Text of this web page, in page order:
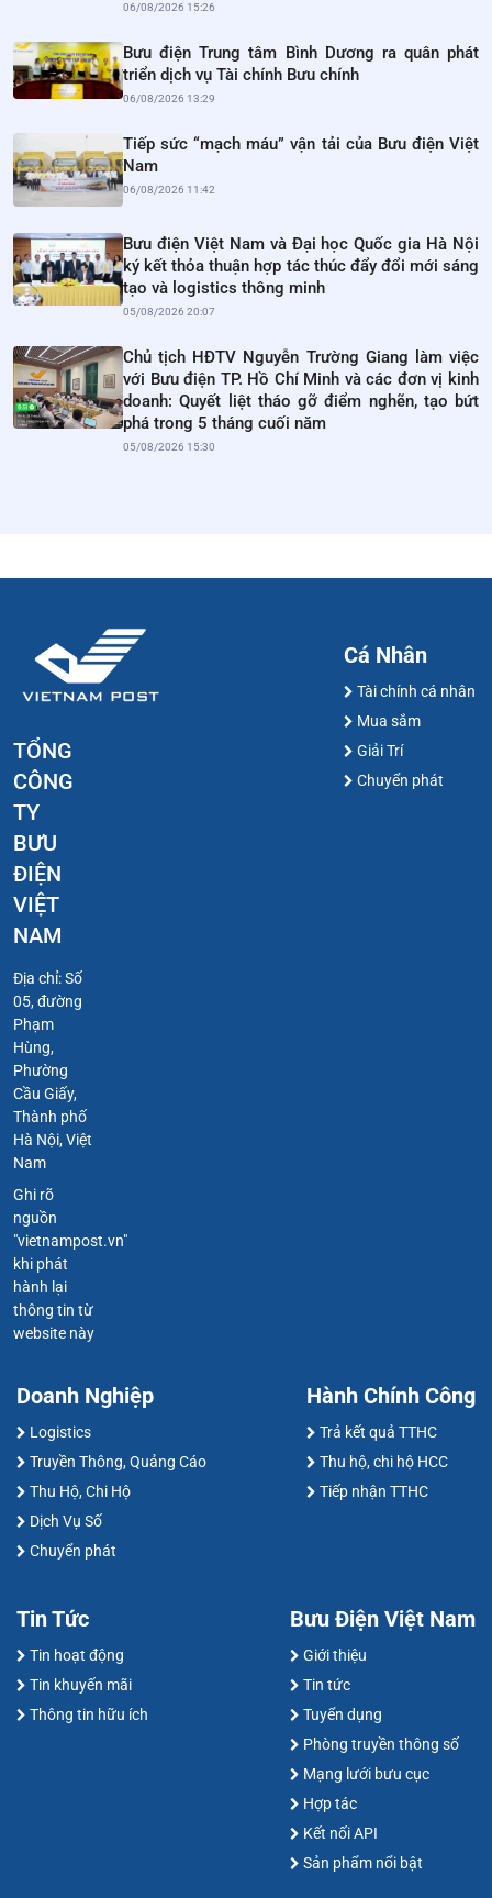
06/08/2026 15:26
Bưu điện Trung tâm Bình Dương ra quân phát
triển dịch vụ Tài chính Bưu chính
06/08/2026 13:29
Tiếp sức “mạch máu” vận tải của Bưu điện Việt
Nam
06/08/2026 11:42
Bưu điện Việt Nam và Đại học Quốc gia Hà Nội
ký kết thỏa thuận hợp tác thúc đẩy đổi mới sáng
tạo và logistics thông minh
05/08/2026 20:07
Chủ tịch HĐTV Nguyễn Trường Giang làm việc
với Bưu điện TP. Hồ Chí Minh và các đơn vị kinh
doanh: Quyết liệt tháo gỡ điểm nghẽn, tạo bứt
phá trong 5 tháng cuối năm
05/08/2026 15:30
TỔNG
CÔNG
TY
BƯU
ĐIỆN
VIỆT
NAM
Địa chỉ: Số
05, đường
Phạm
Hùng,
Phường
Cầu Giấy,
Thành phố
Hà Nội, Việt
Nam
Ghi rõ
nguồn
"vietnampost.vn"
khi phát
hành lại
thông tin từ
website này
Cá Nhân
Tài chính cá nhân
Mua sắm
Giải Trí
Chuyển phát
Doanh Nghiệp
Logistics
Truyền Thông, Quảng Cáo
Thu Hộ, Chi Hộ
Dịch Vụ Số
Chuyển phát
Hành Chính Công
Trả kết quả TTHC
Thu hộ, chi hộ HCC
Tiếp nhận TTHC
Tin Tức
Tin hoạt động
Tin khuyến mãi
Thông tin hữu ích
Bưu Điện Việt Nam
Giới thiệu
Tin tức
Tuyển dụng
Phòng truyền thông số
Mạng lưới bưu cục
Hợp tác
Kết nối API
Sản phẩm nổi bật